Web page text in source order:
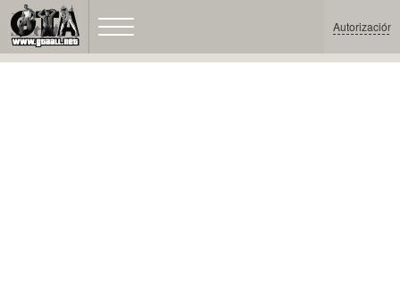
Autorización